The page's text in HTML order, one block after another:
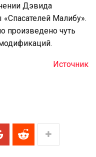
Дэвида
Малибу».
произведено чуть
Источник